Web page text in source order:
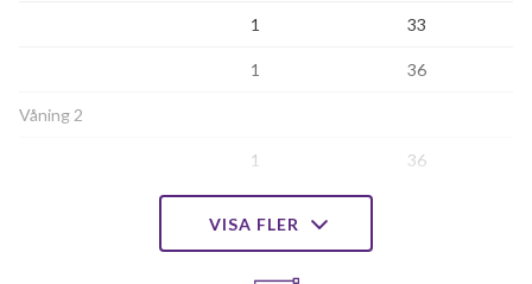
1 33
1 36
Våning 2
1 36
1
VISA FLER